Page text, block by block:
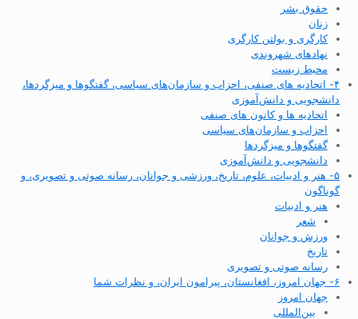
حقوق بشر
زنان
کارگری و بولتن کارگری
نهادهای شهروندی
محیط زیست
۴- اتحادیه های صنفی، احزاب و سازمان‌های سیاسی، گفتگوها و میزگردها،
دانشجویی و دانش‌آموزی
اتحادیه ها و کانون های صنفی
احزاب و سازمان‌های سیاسی
گفتگوها و میزگردها
دانشجویی و دانش‌آموزی
۵- هنر و ادبیات، علوم، تاریخ، ورزشی و جوانان، رسانه صوتی و تصویری، و
گوناگون
هنر و ادبیات
شعر
ورزش و جوانان
تاریخ
رسانه صوتی و تصویری
۶- جهان امروز، افغانستان، پیرامون ایران، و نظرات شما
جهان امروز
بین‌المللی